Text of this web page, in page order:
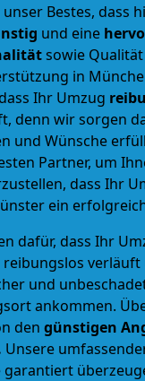
Bestes, dass
und eine
sowie
in
Ihr Umzug
denn wir sorgen
und Wünsche
Partner, um
dass Ihr
ein
dafür, dass Ihr
verläuft
und
ankommen.
den günstigen
Unsere
garantiert